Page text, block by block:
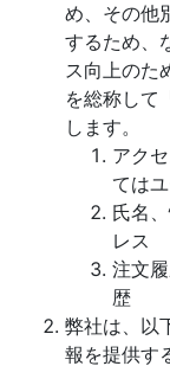
め、その他
するため、
ス向上のた
を総称して
します。
アク
ては
氏名
レス
注文
歴
弊社は、以
報を提供す